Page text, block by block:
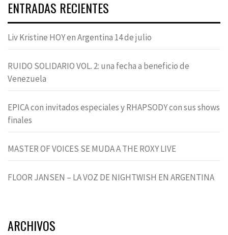
ENTRADAS RECIENTES
Liv Kristine HOY en Argentina 14 de julio
RUIDO SOLIDARIO VOL. 2: una fecha a beneficio de
Venezuela
EPICA con invitados especiales y RHAPSODY con sus shows
finales
MASTER OF VOICES SE MUDA A THE ROXY LIVE
FLOOR JANSEN – LA VOZ DE NIGHTWISH EN ARGENTINA
ARCHIVOS